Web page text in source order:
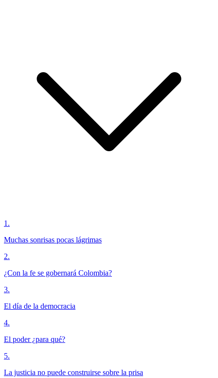
1 .
Muchas sonrisas pocas lágrimas
2.
¿Con la fe se gobernará Colombia?
3.
El día de la democracia
4.
El poder ¿para qué?
5.
La justicia no puede construirse sobre la prisa